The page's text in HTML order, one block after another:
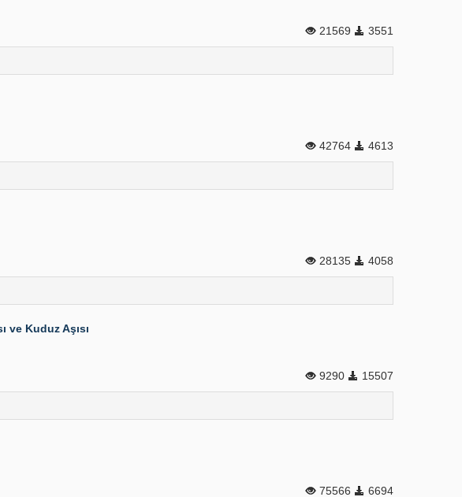
21569 3551
42764 4613
28135 4058
ve Kuduz Aşısı
9290 15507
75566 6694